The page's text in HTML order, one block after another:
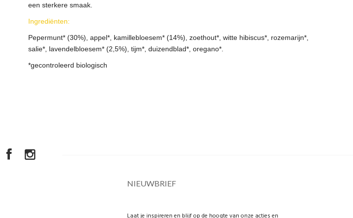
een sterkere smaak.
Ingrediënten:
Pepermunt* (30%), appel*, kamillebloesem* (14%), zoethout*, witte hibiscus*, rozemarijn*,
salie*, lavendelbloesem* (2,5%), tijm*, duizendblad*, oregano*.
*gecontroleerd biologisch
NIEUWBRIEF
Laat je inspireren en blijf op de hoogte van onze acties en